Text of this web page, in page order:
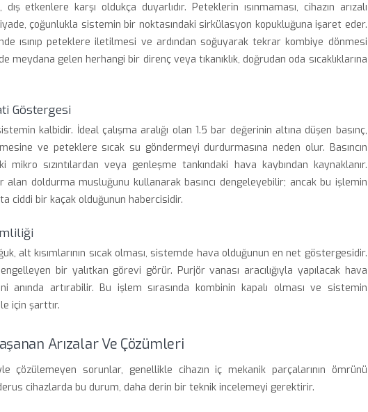
etkenlere karşı oldukça duyarlıdır. Peteklerin ısınmaması, cihazın arızalı
çoğunlukla sistemin bir noktasındaki sirkülasyon kopukluğuna işaret eder.
ısınıp peteklere iletilmesi ve ardından soğuyarak tekrar kombiye dönmesi
meydana gelen herhangi bir direnç veya tıkanıklık, doğrudan oda sıcaklıklarına
Göstergesi
kalbidir. İdeal çalışma aralığı olan 1.5 bar değerinin altına düşen basınç,
ve peteklere sıcak su göndermeyi durdurmasına neden olur. Basıncın
sızıntılardan veya genleşme tankındaki hava kaybından kaynaklanır.
alan doldurma musluğunu kullanarak basıncı dengeleyebilir; ancak bu işlemin
ciddi bir kaçak olduğunun habercisidir.
alt kısımlarının sıcak olması, sistemde hava olduğunun en net göstergesidir.
bir yalıtkan görevi görür. Purjör vanası aracılığıyla yapılacak hava
anında artırabilir. Bu işlem sırasında kombinin kapalı olması ve sistemin
için şarttır.
Arızalar Ve Çözümleri
çözülemeyen sorunlar, genellikle cihazın iç mekanik parçalarının ömrünü
cihazlarda bu durum, daha derin bir teknik incelemeyi gerektirir.